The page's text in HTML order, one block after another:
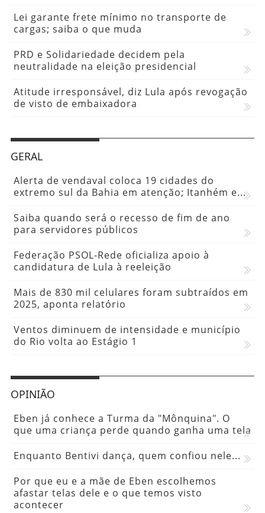
Lei garante frete mínimo no transporte de
cargas; saiba o que muda
PRD e Solidariedade decidem pela
neutralidade na eleição presidencial
Atitude irresponsável, diz Lula após revogação
de visto de embaixadora
GERAL
Alerta de vendaval coloca 19 cidades do
extremo sul da Bahia em atenção; Itanhém e...
Saiba quando será o recesso de fim de ano
para servidores públicos
Federação PSOL-Rede oficializa apoio à
candidatura de Lula à reeleição
Mais de 830 mil celulares foram subtraídos em
2025, aponta relatório
Ventos diminuem de intensidade e município
do Rio volta ao Estágio 1
OPINIÃO
Eben já conhece a Turma da "Mônquina". O
que uma criança perde quando ganha uma tela
Enquanto Bentivi dança, quem confiou nele...
Por que eu e a mãe de Eben escolhemos
afastar telas dele e o que temos visto
acontecer